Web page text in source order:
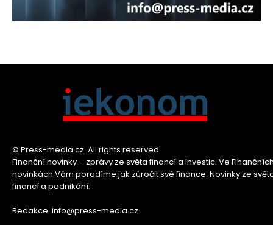
© Press-media.cz. All rights reserved.
Finanční novinky – zprávy ze světa financí a investic. Ve
novinkách Vám poradíme jak zúročit své finance. Novinky ze
financí a podnikání.
Redakce: info@press-media.cz